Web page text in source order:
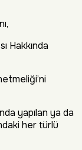
Hakkında
yapılan ya da
her türlü